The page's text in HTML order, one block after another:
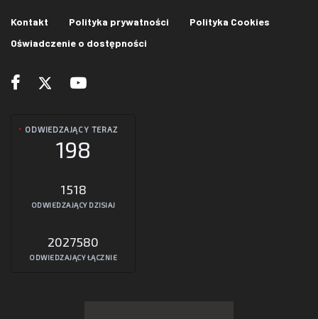
Kontakt Polityka prywatności
Polityka Cookies
Oświadczenie o dostępności
ODWIEDZAJĄCY TERAZ
198
1518
ODWIEDZAJĄCY DZISIAJ
2027580
ODWIEDZAJĄCY ŁĄCZNIE